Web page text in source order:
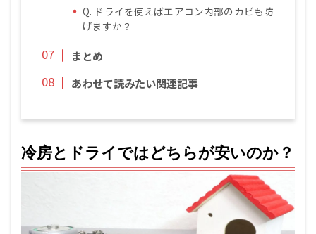
Q. ドライを使えばエアコン内部のカビも防
げますか？
まとめ
あわせて読みたい関連記事
冷房とドライではどちらが安いのか？